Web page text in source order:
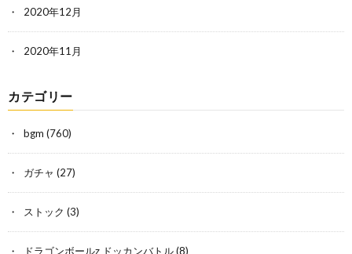
2020年12月
2020年11月
カテゴリー
bgm (760)
ガチャ (27)
ストック (3)
ドラゴンボールz ドッカンバトル(8)